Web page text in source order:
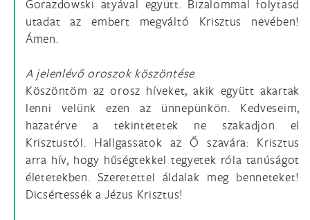
Gorazdowski atyával együtt. Bizalommal folytasd
utadat az embert megváltó Krisztus nevében!
Ámen.
A jelenlévő oroszok köszöntése
Köszöntöm az orosz híveket, akik együtt akartak
lenni velünk ezen az ünnepünkön. Kedveseim,
hazatérve a tekintetetek ne szakadjon el
Krisztustól. Hallgassatok az Ő szavára: Krisztus
arra hív, hogy hűségtekkel tegyetek róla tanúságot
életetekben. Szeretettel áldalak meg benneteket!
Dicsértessék a Jézus Krisztus!